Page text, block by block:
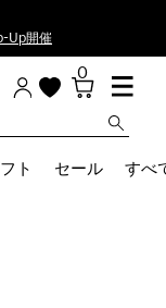
Up開催
0
ト セール すべ